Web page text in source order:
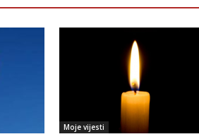
Moje vijesti